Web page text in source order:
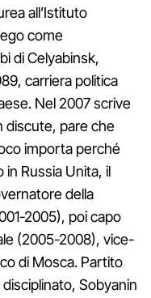
all’Istituto
come
di Celyabinsk,
carriera politica
Nel 2007 scrive
discute, pare che
importa perché
Russia Unita, il
della
2005), poi capo
(2005-2008), vice-
di Mosca. Partito
Sobyanin